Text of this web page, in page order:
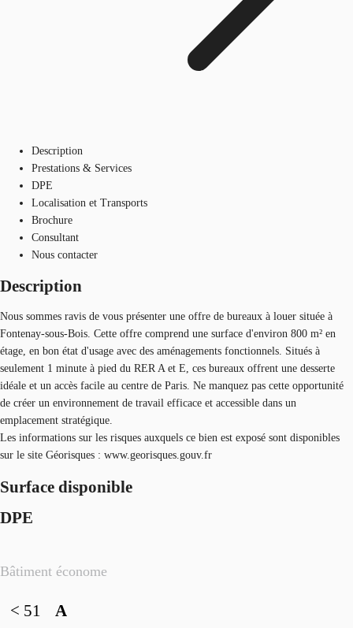
Description
Prestations & Services
DPE
Localisation et Transports
Brochure
Consultant
Nous contacter
Description
Nous sommes ravis de vous présenter une offre de bureaux à louer située à
Fontenay-sous-Bois. Cette offre comprend une surface d'environ 800 m² en
étage, en bon état d'usage avec des aménagements fonctionnels. Situés à
seulement 1 minute à pied du RER A et E, ces bureaux offrent une desserte
idéale et un accès facile au centre de Paris. Ne manquez pas cette opportunité
de créer un environnement de travail efficace et accessible dans un
emplacement stratégique.
Les informations sur les risques auxquels ce bien est exposé sont disponibles
sur le site Géorisques : www.georisques.gouv.fr
Surface disponible
DPE
Bâtiment économe
A
< 51